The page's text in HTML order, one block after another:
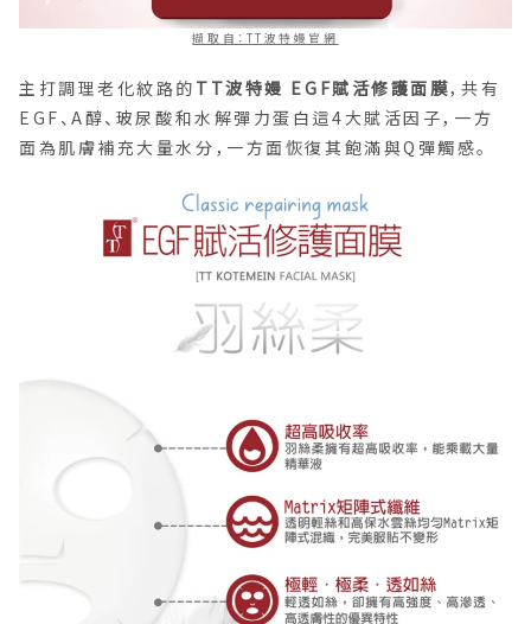
擷取自：TT波特嫚官網
主打調理老化紋路的 TT波特嫚 EGF賦活修護面膜，共有
EGF、A醇、玻尿酸和水解彈力蛋白這4大賦活因子，一方
面為肌膚補充大量水分，一方面恢復其飽滿與Q彈觸感。